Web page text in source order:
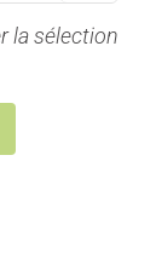
la sélection